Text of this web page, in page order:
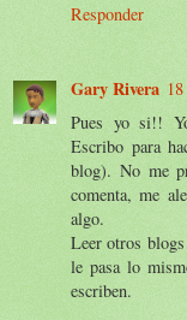
Responder
Gary Rivera
Pues yo si!!
Escribo para
blog). No me
comenta, me
algo.
Leer otros blogs
le pasa lo
escriben.